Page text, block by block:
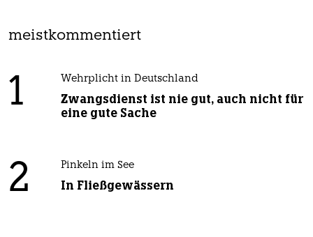
meistkommentiert
1 Wehrplicht in Deutschland
Zwangsdienst ist nie gut, auch nicht für
eine gute Sache
2 Pinkeln im See
In Fließgewässern